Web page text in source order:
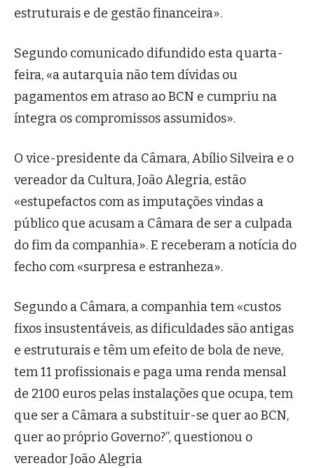
estruturais e de gestão financeira».
Segundo comunicado difundido esta quarta-
feira, «a autarquia não tem dívidas ou
pagamentos em atraso ao BCN e cumpriu na
íntegra os compromissos assumidos».
O vice-presidente da Câmara, Abílio Silveira e o
vereador da Cultura, João Alegria, estão
«estupefactos com as imputações vindas a
público que acusam a Câmara de ser a culpada
do fim da companhia». E receberam a notícia do
fecho com «surpresa e estranheza».
Segundo a Câmara, a companhia tem «custos
fixos insustentáveis, as dificuldades são antigas
e estruturais e têm um efeito de bola de neve,
tem 11 profissionais e paga uma renda mensal
de 2100 euros pelas instalações que ocupa, tem
que ser a Câmara a substituir-se quer ao BCN,
quer ao próprio Governo?”, questionou o
vereador João Alegria